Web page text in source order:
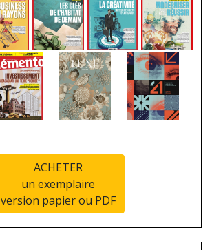
ACHETER
un exemplaire
version papier ou PDF